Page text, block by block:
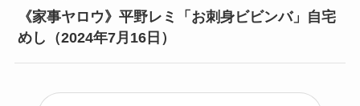
《家事ヤロウ》平野レミ「お刺身ビビンバ」自宅
めし（2024年7月16日）